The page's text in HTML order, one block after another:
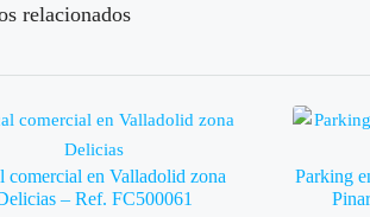
relacionados
comercial en Valladolid zona
– Ref. FC500061
Parking